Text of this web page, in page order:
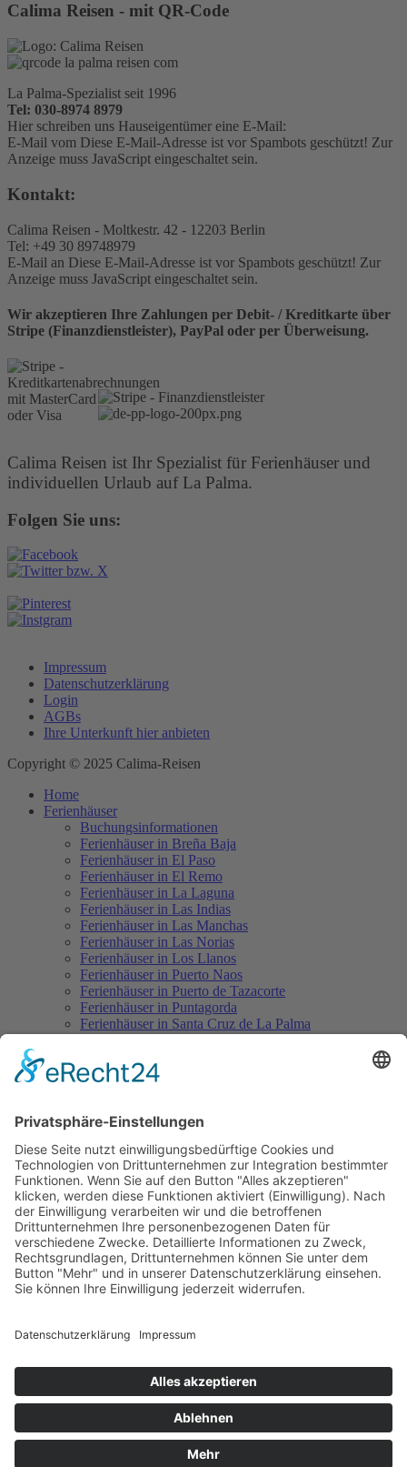
Calima Reisen - mit QR-Code
La Palma-Spezialist seit 1996
Tel: 030-8974 8979
Hier schreiben uns Hauseigentümer eine E-Mail:
E-Mail vom Diese E-Mail-Adresse ist vor Spambots geschützt! Zur
Anzeige muss JavaScript eingeschaltet sein.
Kontakt:
Calima Reisen - Moltkestr. 42 - 12203 Berlin
Tel: +49 30 89748979
E-Mail an Diese E-Mail-Adresse ist vor Spambots geschützt! Zur
Anzeige muss JavaScript eingeschaltet sein.
Wir akzeptieren Ihre Zahlungen per Debit- / Kreditkarte über
Stripe (Finanzdienstleister), PayPal oder per Überweisung.
Calima Reisen ist Ihr Spezialist für Ferienhäuser und
individuellen Urlaub auf La Palma.
Folgen Sie uns:
Impressum
Datenschutzerklärung
Login
AGBs
Ihre Unterkunft hier anbieten
Copyright © 2025 Calima-Reisen
Home
Ferienhäuser
Buchungsinformationen
Ferienhäuser in Breña Baja
Ferienhäuser in El Paso
Ferienhäuser in El Remo
Ferienhäuser in La Laguna
Ferienhäuser in Las Indias
Ferienhäuser in Las Manchas
Ferienhäuser in Las Norias
Ferienhäuser in Los Llanos
Ferienhäuser in Puerto Naos
Ferienhäuser in Puerto de Tazacorte
Ferienhäuser in Puntagorda
Ferienhäuser in Santa Cruz de La Palma
Ferienhäuser in Tijarafe
Führerscheindaten eintragen
Flüge
La Palma Flugplan
Günstige Flüge mit Condor nach La Palma
Pauschalreisen
Hotels auf La Palma
Aktuelles
Wissenswertes
Allgemeines
Ortschaften-Informationen
La Palma Urlaub
Reiseversicherung
Wanderungen auf La Palma
Über uns
E-Mail an CalimaReisen
Weblinks